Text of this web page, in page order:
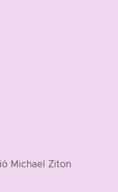
Michael Ziton